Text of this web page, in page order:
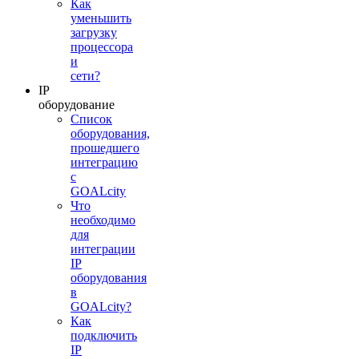
Как
уменьшить
загрузку
процессора
и
сети?
IP
оборудование
Список
оборудования,
прошедшего
интеграцию
с
GOALcity
Что
необходимо
для
интеграции
IP
оборудования
в
GOALcity?
Как
подключить
IP